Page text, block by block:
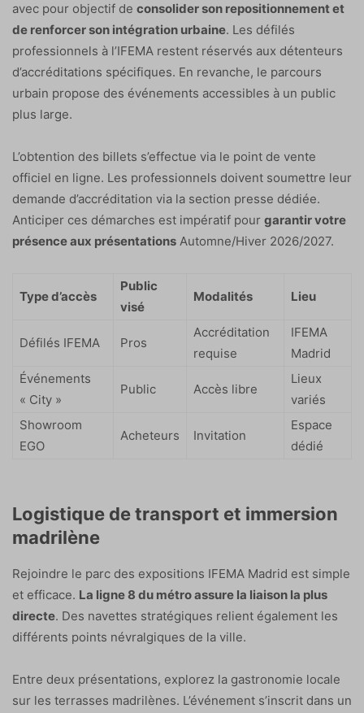
avec pour objectif de consolider son repositionnement et
de renforcer son intégration urbaine. Les défilés
professionnels à l’IFEMA restent réservés aux détenteurs
d’accréditations spécifiques. En revanche, le parcours
urbain propose des événements accessibles à un public
plus large.
L’obtention des billets s’effectue via le point de vente
officiel en ligne. Les professionnels doivent soumettre leur
demande d’accréditation via la section presse dédiée.
Anticiper ces démarches est impératif pour garantir votre
présence aux présentations Automne/Hiver 2026/2027.
Type d’accès
Public
visé
Modalités Lieu
Défilés IFEMA Pros
Accréditation
requise
IFEMA
Madrid
Événements
« City »
Public Accès libre
Lieux
variés
Showroom
EGO
Acheteurs Invitation
Espace
dédié
Logistique de transport et immersion
madrilène
Rejoindre le parc des expositions IFEMA Madrid est simple
et efficace. La ligne 8 du métro assure la liaison la plus
directe. Des navettes stratégiques relient également les
différents points névralgiques de la ville.
Entre deux présentations, explorez la gastronomie locale
sur les terrasses madrilènes. L’événement s’inscrit dans un